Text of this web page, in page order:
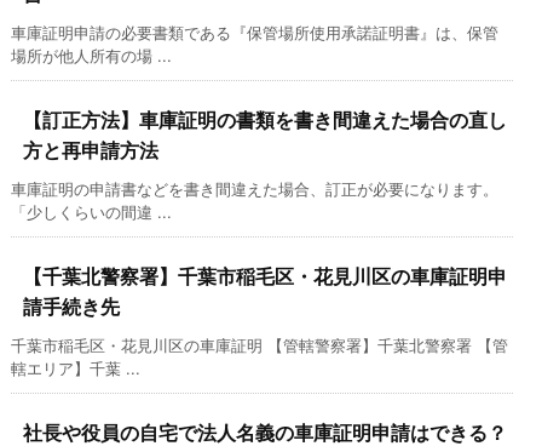
車庫証明申請の必要書類である『保管場所使用承諾証明書』は、保管
場所が他人所有の場 ...
【訂正方法】車庫証明の書類を書き間違えた場合の直し
方と再申請方法
車庫証明の申請書などを書き間違えた場合、訂正が必要になります。
「少しくらいの間違 ...
【千葉北警察署】千葉市稲毛区・花見川区の車庫証明申
請手続き先
千葉市稲毛区・花見川区の車庫証明 【管轄警察署】千葉北警察署 【管
轄エリア】千葉 ...
社長や役員の自宅で法人名義の車庫証明申請はできる？